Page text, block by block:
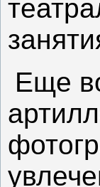
Еще